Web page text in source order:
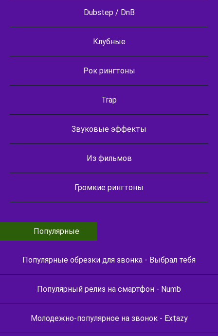
Dubstep / DnB
Клубные
Рок рингтоны
Trap
Звуковые эффекты
Из фильмов
Громкие рингтоны
Популярные
Популярные обрезки для звонка - Выбрал тебя
Популярный релиз на смартфон - Numb
Молодежно-популярное на звонок - Extazy